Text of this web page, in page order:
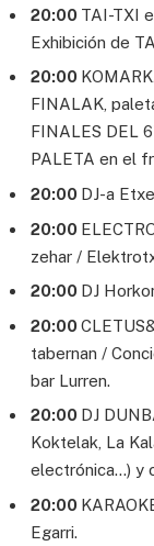
20:00 TAI-TXI
Exhibición de
20:00
FINALAK,
FINALES DEL
PALETA en el
20:00 DJ-a
20:00
zehar /
20:00 DJ
20:00
tabernan /
bar Lurren.
20:00 DJ
Koktelak, La
electrónica…) y
20:00
Egarri.